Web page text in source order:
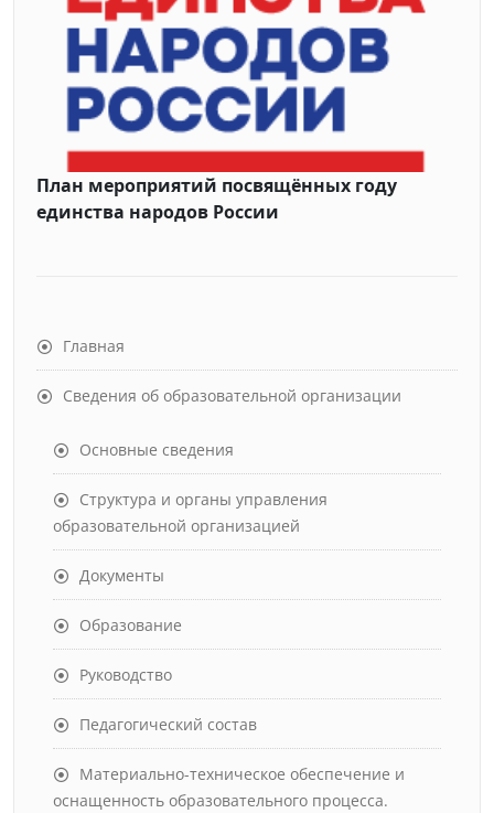
План мероприятий посвящённых году
единства народов России
Главная
Сведения об образовательной организации
Основные сведения
Структура и органы управления
образовательной организацией
Документы
Образование
Руководство
Педагогический состав
Материально-техническое обеспечение и
оснащенность образовательного процесса.